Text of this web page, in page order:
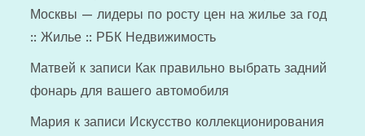
Москвы — лидеры по росту цен на жилье за год
:: Жилье :: РБК Недвижимость
Матвей к записи Как правильно выбрать задний
фонарь для вашего автомобиля
Мария к записи Искусство коллекционирования